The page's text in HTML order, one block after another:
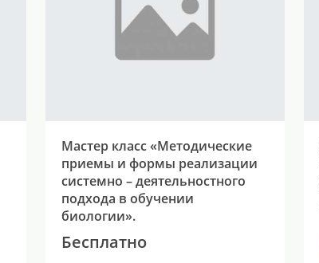
Мастер класс «Методические
приемы и формы реализации
системно – деятельностного
подхода в обучении
биологии».
Бесплатно